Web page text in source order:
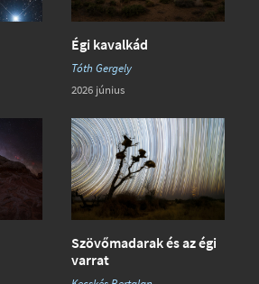
Égi kavalkád
Tóth Gergely
2026 június
Szövőmadarak és az égi
varrat